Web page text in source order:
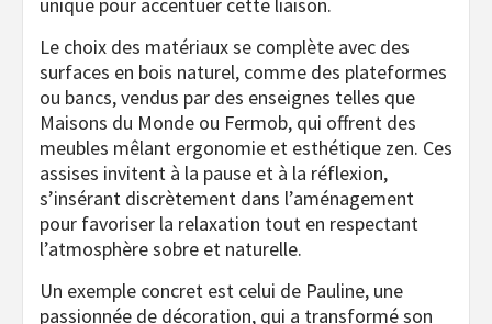
Le choix des matériaux se complète avec des
surfaces en bois naturel, comme des plateformes
ou bancs, vendus par des enseignes telles que
Maisons du Monde ou Fermob, qui offrent des
meubles mêlant ergonomie et esthétique zen. Ces
assises invitent à la pause et à la réflexion,
s’insérant discrètement dans l’aménagement
pour favoriser la relaxation tout en respectant
l’atmosphère sobre et naturelle.
Un exemple concret est celui de Pauline, une
passionnée de décoration, qui a transformé son